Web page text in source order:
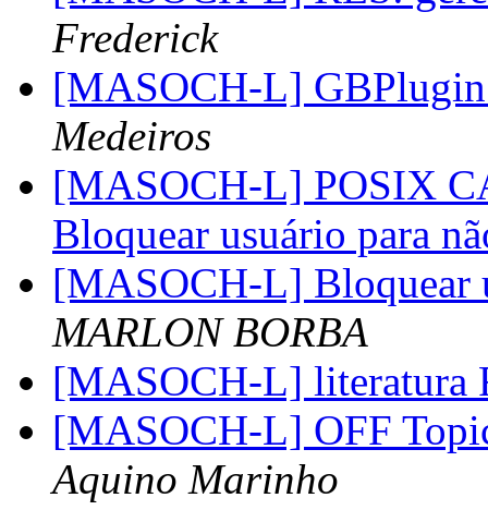
Frederick
[MASOCH-L]
Medeiros
[MASOCH-L] POSIX
Bloquear usuário para
[MASOCH-L] Bloquear
MARLON BORBA
[MASOCH-L]
[MASOCH-L] OFF
Aquino Marinho